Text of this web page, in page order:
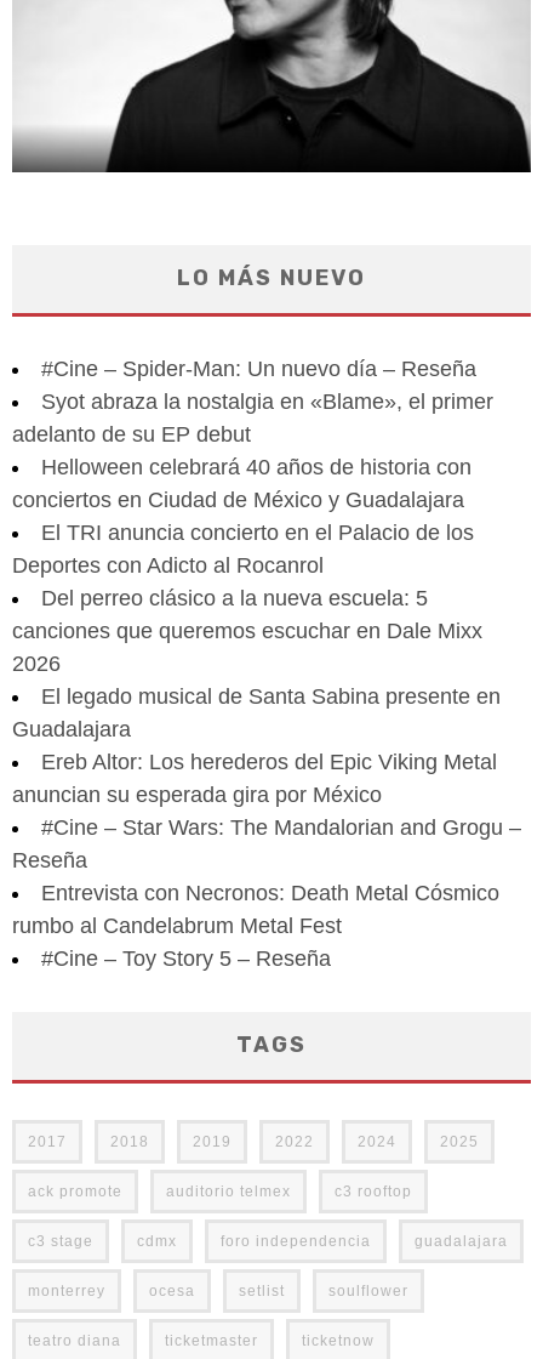
LO MÁS NUEVO
#Cine – Spider-Man: Un nuevo día – Reseña
Syot abraza la nostalgia en «Blame», el primer
adelanto de su EP debut
Helloween celebrará 40 años de historia con
conciertos en Ciudad de México y Guadalajara
El TRI anuncia concierto en el Palacio de los
Deportes con Adicto al Rocanrol
Del perreo clásico a la nueva escuela: 5
canciones que queremos escuchar en Dale Mixx
2026
El legado musical de Santa Sabina presente en
Guadalajara
Ereb Altor: Los herederos del Epic Viking Metal
anuncian su esperada gira por México
#Cine – Star Wars: The Mandalorian and Grogu –
Reseña
Entrevista con Necronos: Death Metal Cósmico
rumbo al Candelabrum Metal Fest
#Cine – Toy Story 5 – Reseña
TAGS
2017 2018 2019 2022 2024 2025
ack promote auditorio telmex c3 rooftop
c3 stage cdmx foro independencia guadalajara
monterrey ocesa setlist soulflower
teatro diana ticketmaster ticketnow